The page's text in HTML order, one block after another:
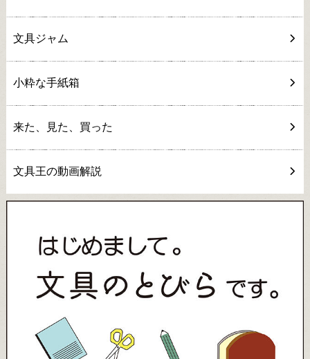
文具ジャム
小粋な手紙箱
来た、見た、買った
文具王の動画解説